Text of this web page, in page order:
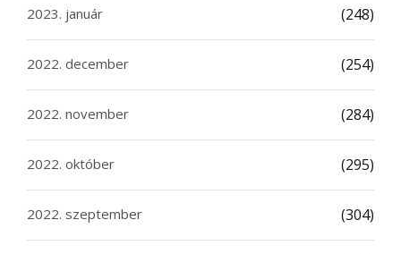
2023. január (248)
2022. december (254)
2022. november (284)
2022. október (295)
2022. szeptember (304)